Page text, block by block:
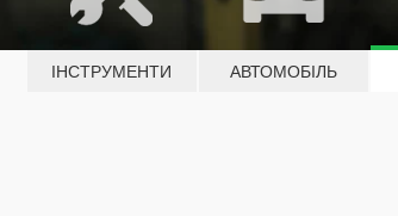
ІНСТРУМЕНТИ АВТОМОБІЛЬ